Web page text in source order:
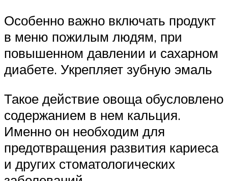
Особенно важно включать продукт
в меню пожилым людям, при
повышенном давлении и сахарном
диабете. Укрепляет зубную эмаль
Такое действие овоща обусловлено
содержанием в нем кальция.
Именно он необходим для
предотвращения развития кариеса
и других стоматологических